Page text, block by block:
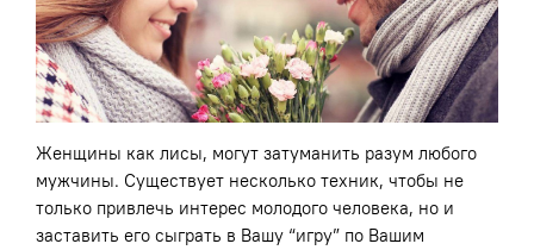
Женщины как лисы, могут затуманить разум любого
мужчины. Существует несколько техник, чтобы не
только привлечь интерес молодого человека, но и
заставить его сыграть в Вашу “игру” по Вашим